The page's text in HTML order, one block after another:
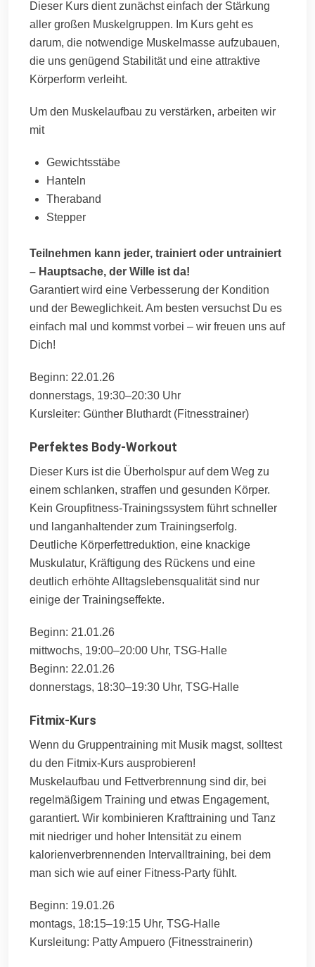
Dieser Kurs dient zunächst einfach der Stärkung
aller großen Muskelgruppen. Im Kurs geht es
darum, die notwendige Muskelmasse aufzubauen,
die uns genügend Stabilität und eine attraktive
Körperform verleiht.
Um den Muskelaufbau zu verstärken, arbeiten wir
mit
Gewichtsstäbe
Hanteln
Theraband
Stepper
Teilnehmen kann jeder, trainiert oder untrainiert
– Hauptsache, der Wille ist da!
Garantiert wird eine Verbesserung der Kondition
und der Beweglichkeit. Am besten versuchst Du es
einfach mal und kommst vorbei – wir freuen uns auf
Dich!
Beginn: 22.01.26
donnerstags, 19:30–20:30 Uhr
Kursleiter: Günther Bluthardt (Fitnesstrainer)
Perfektes Body-Workout
Dieser Kurs ist die Überholspur auf dem Weg zu
einem schlanken, straffen und gesunden Körper.
Kein Groupfitness-Trainingssystem führt schneller
und langanhaltender zum Trainingserfolg.
Deutliche Körperfettreduktion, eine knackige
Muskulatur, Kräftigung des Rückens und eine
deutlich erhöhte Alltagslebensqualität sind nur
einige der Trainingseffekte.
Beginn: 21.01.26
mittwochs, 19:00–20:00 Uhr, TSG-Halle
Beginn: 22.01.26
donnerstags, 18:30–19:30 Uhr, TSG-Halle
Fitmix-Kurs
Wenn du Gruppentraining mit Musik magst, solltest
du den Fitmix-Kurs ausprobieren!
Muskelaufbau und Fettverbrennung sind dir, bei
regelmäßigem Training und etwas Engagement,
garantiert. Wir kombinieren Krafttraining und Tanz
mit niedriger und hoher Intensität zu einem
kalorienverbrennenden Intervalltraining, bei dem
man sich wie auf einer Fitness-Party fühlt.
Beginn: 19.01.26
montags, 18:15–19:15 Uhr, TSG-Halle
Kursleitung: Patty Ampuero (Fitnesstrainerin)